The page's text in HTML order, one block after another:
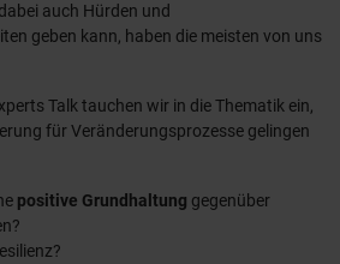
auch Hürden und
geben kann, haben die meisten von uns
Talk tauchen wir in die Thematik ein,
für Veränderungsprozesse gelingen
positive Grundhaltung gegenüber